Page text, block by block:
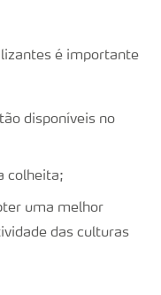
é importante
disponíveis no
colheita;
uma melhor
das culturas